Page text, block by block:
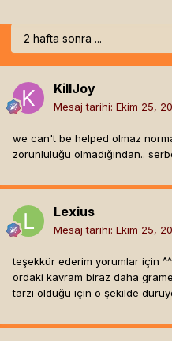
2 hafta sonra ...
KillJoy
Mesaj tarihi: Ekim 25,
we can't be helped olmaz
zorunluluğu olmadığından..
Lexius
Mesaj tarihi: Ekim 25,
teşekkür ederim yorumlar için
ordaki kavram biraz daha
tarzı olduğu için o şekilde